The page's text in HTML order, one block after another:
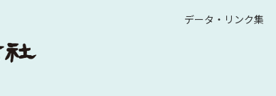
データ・リンク集